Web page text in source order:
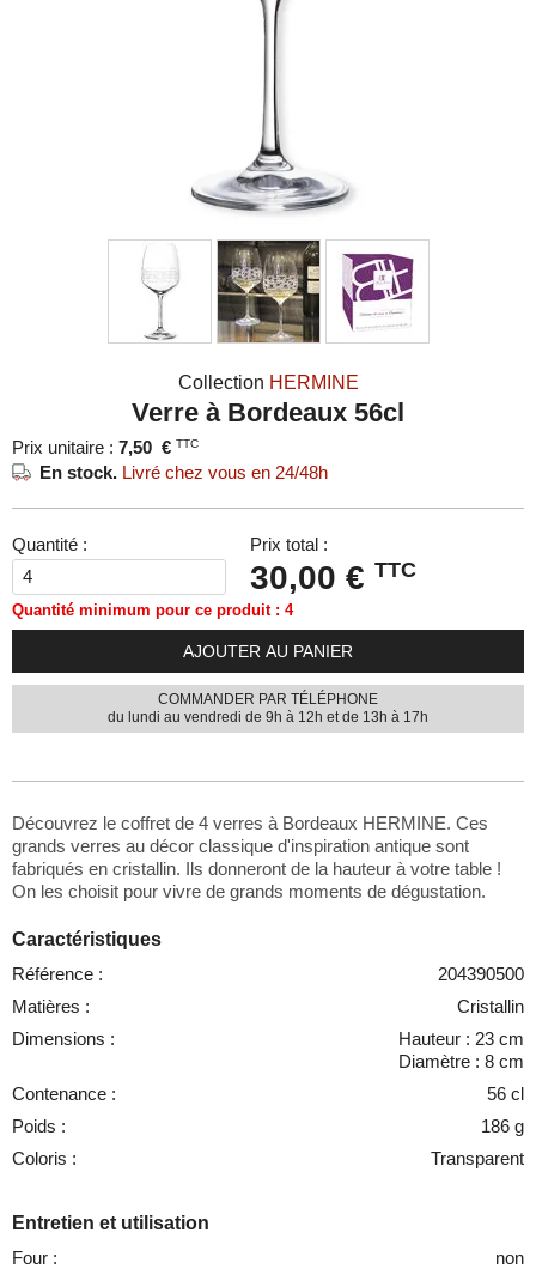
Collection HERMINE
Verre à Bordeaux 56cl
Prix unitaire : 7,50 € TTC
En stock. Livré chez vous en 24/48h
Quantité : Prix total :
30,00 € TTC
Quantité minimum pour ce produit : 4
AJOUTER AU PANIER
COMMANDER PAR TÉLÉPHONE
du lundi au vendredi de 9h à 12h et de 13h à 17h
Découvrez le coffret de 4 verres à Bordeaux HERMINE. Ces
grands verres au décor classique d'inspiration antique sont
fabriqués en cristallin. Ils donneront de la hauteur à votre table !
On les choisit pour vivre de grands moments de dégustation.
Caractéristiques
Référence :
204390500
Matières :
Cristallin
Dimensions :
Hauteur : 23 cm
Diamètre : 8 cm
Contenance :
56 cl
Poids :
186 g
Coloris :
Transparent
Entretien et utilisation
Four :
non